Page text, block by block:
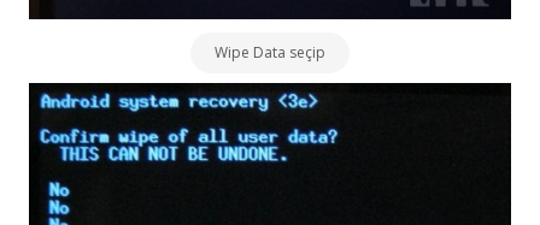
Wipe Data seçip